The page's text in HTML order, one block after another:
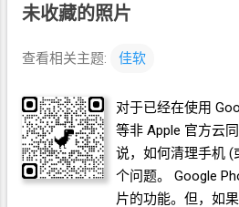
未收藏的照片
查看相关主题: 佳软
对于已经在使用
等非 Apple 官方云
说，如何清理手机 (
个问题。 Google
片的功能。但，如